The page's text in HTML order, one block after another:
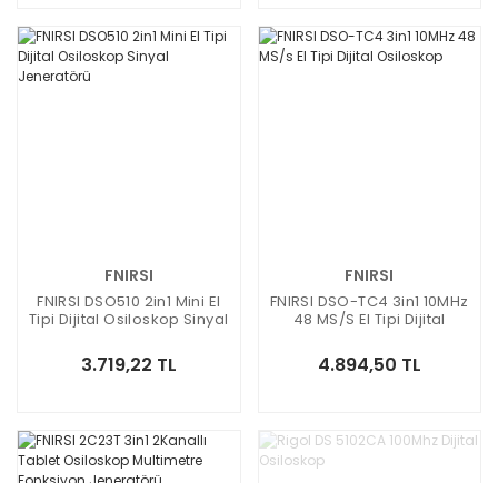
FNIRSI
FNIRSI DSO510 2in1 Mini El
Tipi Dijital Osiloskop Sinyal
3.719,22 TL
FNIRSI
FNIRSI DSO-TC4 3in1 10MHz
48 MS/s El Tipi Dijital
4.894,50 TL